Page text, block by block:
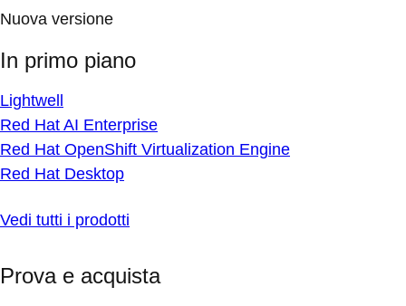
Nuova versione
In primo piano
Lightwell
Red Hat AI Enterprise
Red Hat OpenShift Virtualization Engine
Red Hat Desktop
Vedi tutti i prodotti
Prova e acquista